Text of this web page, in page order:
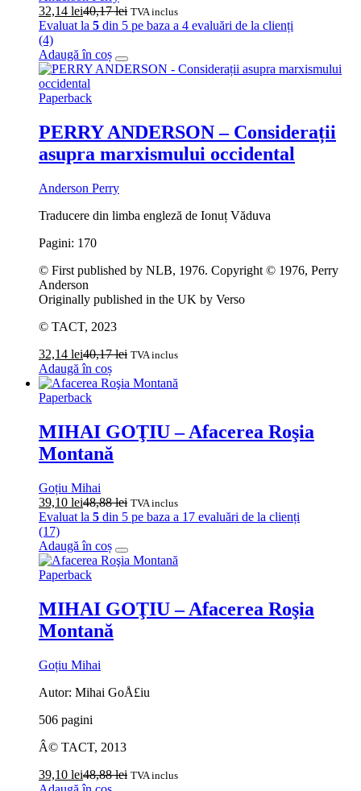
32,14 lei40,17lei TVA inclus
Evaluat la 5 din 5 pe baza a 4 evaluări de la clienți
(4)
Adaugă în coș
Paperback
PERRY ANDERSON – Considerații
asupra marxismului occidental
Anderson Perry
Traducere din limba engleză de Ionuț Văduva
Pagini: 170
© First published by NLB, 1976. Copyright © 1976, Perry
Anderson
Originally published in the UK by Verso
© TACT, 2023
32,14 lei40,17lei TVA inclus
Adaugă în coș
Paperback
MIHAI GOŢIU – Afacerea Roşia
Montană
Goțiu Mihai
39,10 lei48,88lei TVA inclus
Evaluat la 5 din 5 pe baza a 17 evaluări de la clienți
(17)
Adaugă în coș
Paperback
MIHAI GOŢIU – Afacerea Roşia
Montană
Goțiu Mihai
Autor: Mihai GoÅ£iu
506 pagini
Â© TACT, 2013
39,10 lei48,88lei TVA inclus